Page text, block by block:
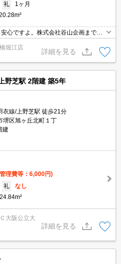
礼
1ヶ月
心ですよ。株式会社谷山企画までお
付/室内洗濯機置場/ＴＶインターホ
ステキなお部屋で快適に過ごせます
なお部屋で快適にお過ごしいただけま
堀江店
詳細を見る
野芝駅 2階建 築5年
衣線/上野芝駅 徒歩21分
堺区旭ヶ丘北町１丁
建
理費等：6,000円)
礼
なし
24.84m²
大阪公立大
詳細を見る